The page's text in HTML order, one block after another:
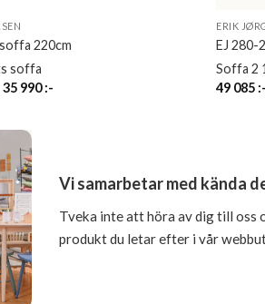
220cm
soffa
35 990:-
ERIK
EJ 280-
Soffa 2
49 085 :-
Vi samarbetar med kända
Tveka inte att höra av dig till oss
produkt du letar efter i vår